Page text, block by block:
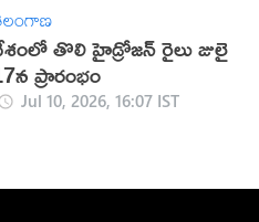
తొలి హైడ్రోజన్ రైలు జులై
ప్రారంభం
Jul 10, 2026, 16:07 IST